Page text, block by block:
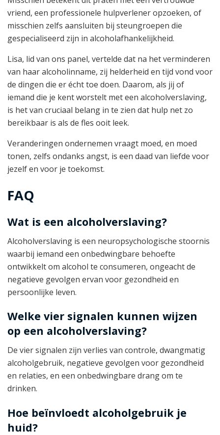
vriend, een professionele hulpverlener opzoeken, of
misschien zelfs aansluiten bij steungroepen die
gespecialiseerd zijn in alcoholafhankelijkheid.
Lisa, lid van ons panel, vertelde dat na het verminderen
van haar alcoholinname, zij helderheid en tijd vond voor
de dingen die er écht toe doen. Daarom, als jij of
iemand die je kent worstelt met een alcoholverslaving,
is het van cruciaal belang in te zien dat hulp net zo
bereikbaar is als de fles ooit leek.
Veranderingen ondernemen vraagt moed, en moed
tonen, zelfs ondanks angst, is een daad van liefde voor
jezelf en voor je toekomst.
FAQ
Wat is een alcoholverslaving?
Alcoholverslaving is een neuropsychologische stoornis
waarbij iemand een onbedwingbare behoefte
ontwikkelt om alcohol te consumeren, ongeacht de
negatieve gevolgen ervan voor gezondheid en
persoonlijke leven.
Welke vier signalen kunnen wijzen
op een alcoholverslaving?
De vier signalen zijn verlies van controle, dwangmatig
alcoholgebruik, negatieve gevolgen voor gezondheid
en relaties, en een onbedwingbare drang om te
drinken.
Hoe beïnvloedt alcoholgebruik je
huid?